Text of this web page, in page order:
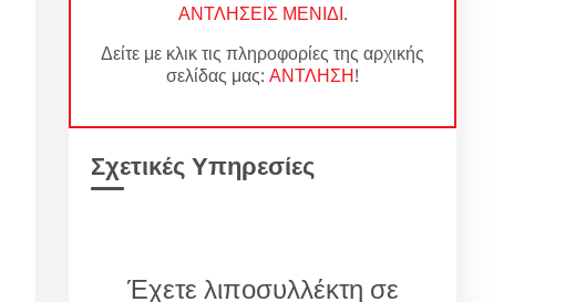
ΑΝΤΛΗΣΕΙΣ ΜΕΝΙΔΙ.
Δείτε με κλικ τις πληροφορίες της αρχικής
σελίδας μας: ΑΝΤΛΗΣΗ!
Σχετικές Υπηρεσίες
Έχετε λιποσυλλέκτη σε